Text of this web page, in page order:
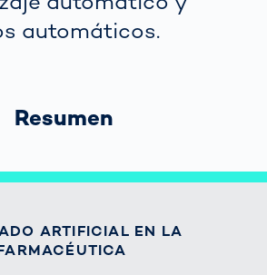
automáticos.
Resumen
ARTIFICIAL EN LA